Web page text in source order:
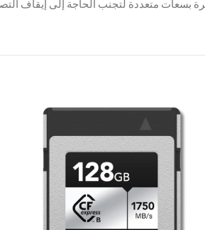
بسعات متعددة لتجنب الحاجة إلى إيقاف